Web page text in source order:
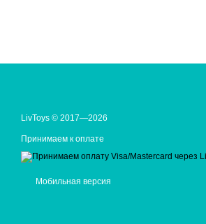
LivToys © 2017—2026
Принимаем к оплате
Мобильная версия